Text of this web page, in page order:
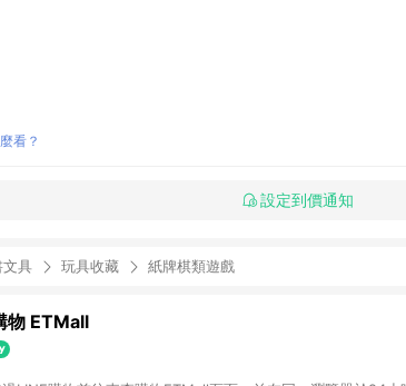
看？
設定到價通知
文具 玩具收藏 紙牌棋類遊戲
物 ETMall